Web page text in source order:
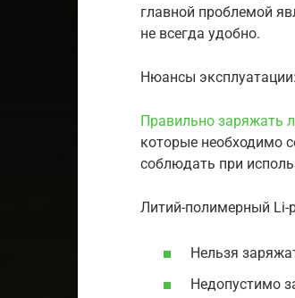
главной проблемой
не всегда удобно.
Нюансы эксплуатации:
Правильно заряжать
которые необходимо
соблюдать при
Литий-полимерный Li-
Нельзя
Недопустимо